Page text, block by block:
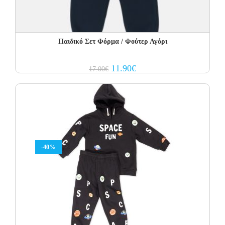
Παιδικό Σετ Φόρμα / Φούτερ Αγόρι
17.00€ Original
price
17.00€.
11.90€Current
price
-40%